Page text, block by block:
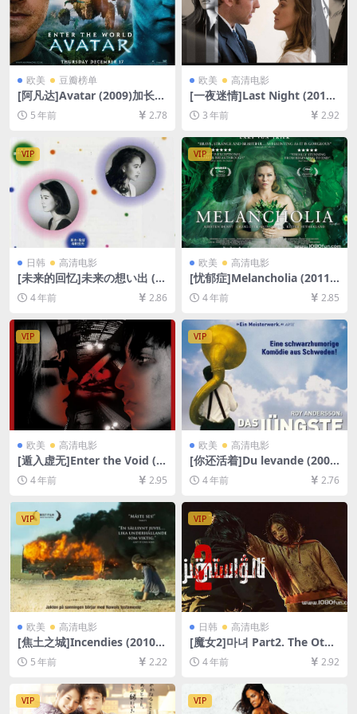
欧美 豆瓣榜单
[阿凡达]Avatar (2009)加长版
[百度网盘+迅雷云盘资源1080
P超清未删减][MP4/13GB][中
5 年前 2.78
欧美 高清电影
[一夜迷情]Last Night (2010)
[百度网盘+夸克网盘1080P超
清未删减资源][网盘在线播放/
下载][MP4/5.9GB][中文字幕]
3 年前 2.92
VIP
日韩 高清电影
[未来的回忆]未来の想い出 (1
992)[百度网盘+迅雷云盘资源
1080P超清未删减][MP4/7.6G
B][日语中字]
4 年前 2.86
VIP
欧美 高清电影
[忧郁症]Melancholia (2011)
[百度网盘+迅雷云盘资源1080
P超清未删减][MP4/7.6GB][中
英字幕]
4 年前 2.85
VIP
欧美 高清电影
[遁入虚无]Enter the Void (2
009)[百度网盘+迅雷云盘+夸
克网盘资源1080P超清未删减]
4 年前 2.95
VIP
欧美 高清电影
[你还活着]Du levande (200
7)[百度网盘+迅雷云盘资源10
80P超清][MP4/5.9GB][中文
4 年前 2.76
VIP
欧美 高清电影
[焦土之城]Incendies (2010)
完整版[百度网盘+迅雷云盘资
源1080P超清未删减][MP4/7.
6GB][原声中文字幕]
5 年前 2.22
VIP
日韩 高清电影
[魔女2]마녀 Part2. The Othe
r One (2022)[百度网盘+迅雷
云盘资源1080P超清未删减]
[MP4/8.6GB][韩语中字]
4 年前 2.92
VIP VIP